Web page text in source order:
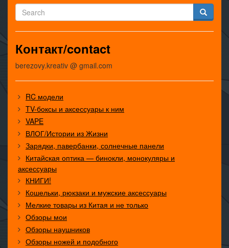
Контакт/contact
berezovy.kreativ @ gmail.com
RC модели
TV-боксы и аксессуары к ним
VAPE
ВЛОГ/Истории из Жизни
Зарядки, павербанки, солнечные панели
Китайская оптика — бинокли, монокуляры и
аксессуары
КНИГИ!
Кошельки, рюкзаки и мужские аксессуары
Мелкие товары из Китая и не только
Обзоры мои
Обзоры наушников
Обзоры ножей и подобного